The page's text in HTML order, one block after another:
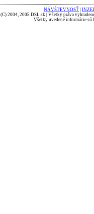
NÁVŠTEVNOSŤ
(C) 2004, 2005 DSL.sk | Všetky práva
Všetky uvedené informácie sú